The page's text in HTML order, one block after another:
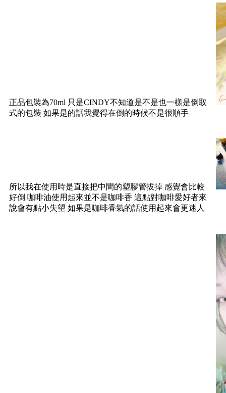
正品包裝為70ml 只是CINDY不知道是不是也一樣是倒取
式的包裝 如果是的話我覺得在倒的時候不是很順手
所以我在使用時是直接把中間的塑膠管拔掉 感覺會比較
好倒 咖啡油使用起來並不是咖啡香 這點對咖啡愛好者來
說會有點小失望 如果是咖啡香氣的話使用起來會更迷人